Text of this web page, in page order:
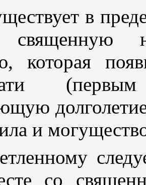
в
священную
которая
и
со